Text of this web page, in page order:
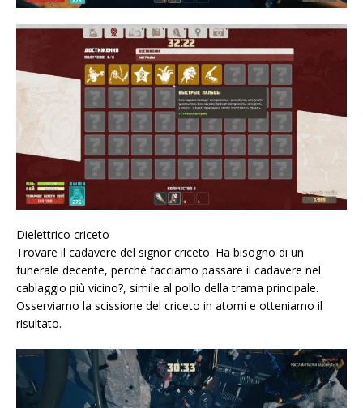
Dielettrico criceto
Trovare il cadavere del signor criceto. Ha bisogno di un
funerale decente, perché facciamo passare il cadavere nel
cablaggio più vicino?, simile al pollo della trama principale.
Osserviamo la scissione del criceto in atomi e otteniamo il
risultato.